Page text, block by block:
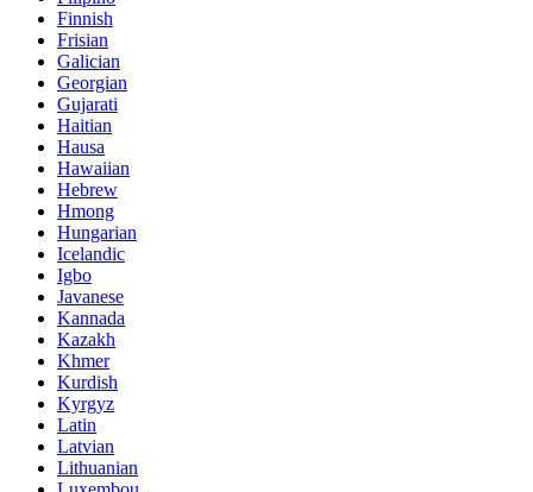
Finnish
Frisian
Galician
Georgian
Gujarati
Haitian
Hausa
Hawaiian
Hebrew
Hmong
Hungarian
Icelandic
Igbo
Javanese
Kannada
Kazakh
Khmer
Kurdish
Kyrgyz
Latin
Latvian
Lithuanian